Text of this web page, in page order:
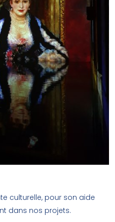
culturelle, pour son aide
dans nos projets.